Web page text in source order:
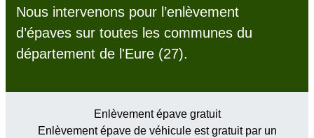
Nous intervenons pour l’enlèvement
d’épaves sur toutes les communes du
département de l'Eure (27).
Enlèvement épave gratuit
Enlèvement épave de véhicule est gratuit par un